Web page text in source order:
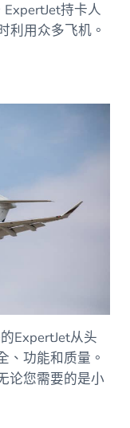
持卡人
利用众多飞机。
ExpertJet从头
、功能和质量。
论您需要的是小